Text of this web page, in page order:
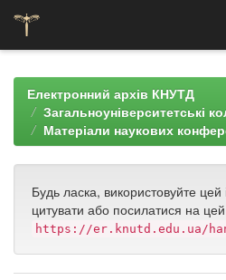
navigationЕлектронний архів КНУТД
Загальноуніверситетські
Матеріали наукових
Будь ласка, використовуйте
цитувати або посилатися на
https://er.knutd.edu.ua/